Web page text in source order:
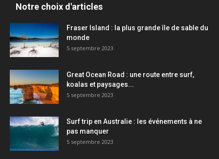
Notre choix d'articles
Fraser Island : la plus grande île de sable du
monde
5 septembre 2023
Great Ocean Road : une route entre surf,
koalas et paysages...
5 septembre 2023
Surf trip en Australie : les événements à ne
pas manquer
5 septembre 2023